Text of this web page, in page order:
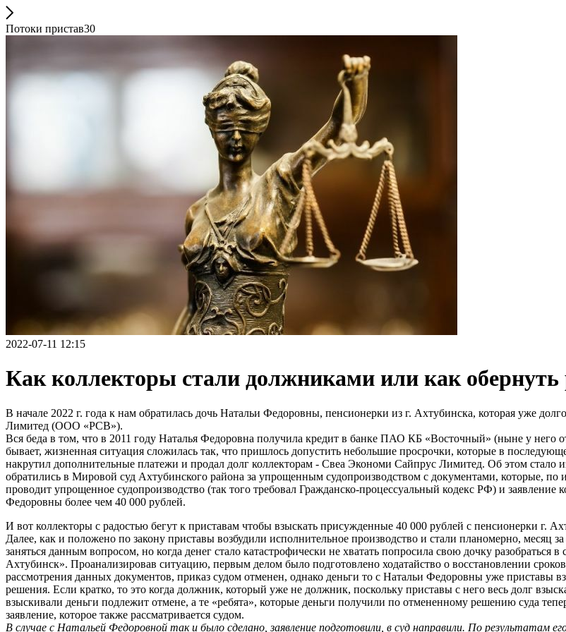
Потоки пристав30
2022-07-11 12:15
Как коллекторы стали должниками или как обернуть
В начале 2022 г. года к нам обратилась дочь Натальи Федоровны, пенсионерки из г. Ахтубинска, которая уже
Лимитед (ООО «РСВ»).
Вся беда в том, что в 2011 году Наталья Федоровна получила кредит в банке ПАО КБ «Восточный» (ныне у него
бывает, жизненная ситуация сложилась так, что пришлось допустить небольшие просрочки, которые в
накрутил дополнительные платежи и продал долг коллекторам - Свеа Экономи Сайпрус Лимитед. Об этом стало
обратились в Мировой суд Ахтубинского района за упрощенным судопроизводством с документами, которые,
проводит упрощенное судопроизводство (так того требовал Гражданско-процессуальный кодекс РФ) и
Федоровны более чем 40 000 рублей.
И вот коллекторы с радостью бегут к приставам чтобы взыскать присужденные 40 000 рублей с пенсионерки г.
Далее, как и положено по закону приставы возбудили исполнительное производство и стали планомерно, месяц
заняться данным вопросом, но когда денег стало катастрофически не хватать попросила свою дочку
Ахтубинск». Проанализировав ситуацию, первым делом было подготовлено ходатайство о восстановлении
рассмотрения данных документов, приказ судом отменен, однако деньги то с Натальи Федоровны уже приставы
решения. Если кратко, то это когда должник, который уже не должник, поскольку приставы с него весь долг
взыскивали деньги подлежит отмене, а те «ребята», которые деньги получили по отмененному решению суда
заявление, которое также рассматривается судом.
В случае с Натальей Федоровной так и было сделано, заявление подготовили, в суд направили. По результатам